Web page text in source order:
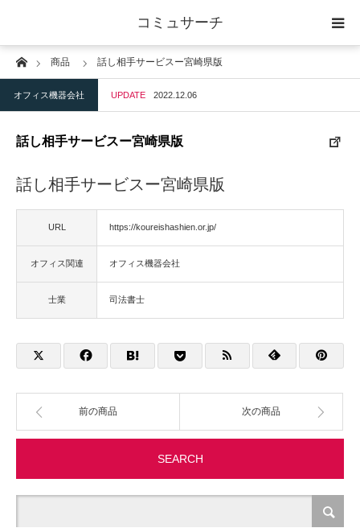
コミュサーチ
Home商品 話し相手サービスー宮崎県版
オフィス機器会社 UPDATE 2022.12.06
話し相手サービスー宮崎県版
話し相手サービスー宮崎県版
URL https://koureishashien.or.jp/
オフィス関連 オフィス機器会社
士業 司法書士
前の商品 次の商品
SEARCH
ホーム
士業
店舗・建築
物流・運送
事務